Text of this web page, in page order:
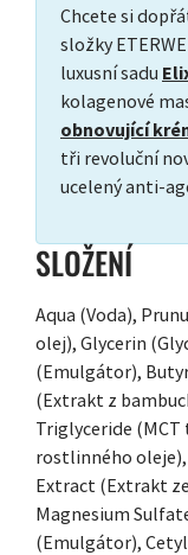
Chcete si
složky
luxusní sadu
kolagenové
obnovující
tři revoluční
ucelený anti-
SLOŽENÍ
Aqua (Voda),
olej), Glycerin
(Emulgátor),
(Extrakt z
Triglyceride
rostlinného oleje),
Extract (Extrakt
Magnesium
(Emulgátor),